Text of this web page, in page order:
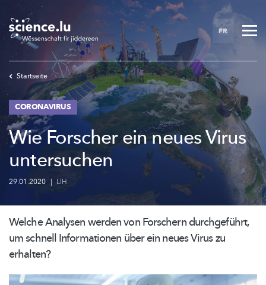
to
main
content
FR
Startseite
CORONAVIRUS
Wie Forscher ein neues Virus
untersuchen
29.01.2020 | LIH
Welche Analysen werden von Forschern durchgeführt,
um schnell Informationen über ein neues Virus zu
erhalten?